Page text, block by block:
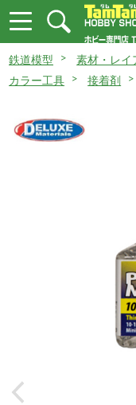
鉄道模型 素材・レイ
カラー工具
接着剤